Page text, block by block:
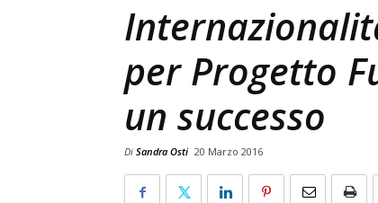
per Progetto
un successo
Di Sandra Osti 20 Marzo 2016